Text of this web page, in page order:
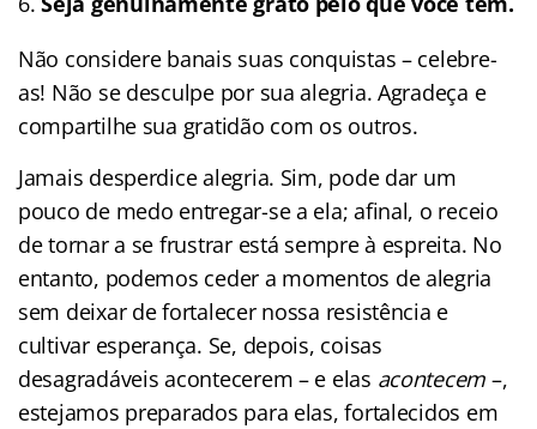
Não considere banais suas conquistas – celebre-
as! Não se desculpe por sua alegria. Agradeça e
compartilhe sua gratidão com os outros.
Jamais desperdice alegria. Sim, pode dar um
pouco de medo entregar-se a ela; afinal, o receio
de tornar a se frustrar está sempre à espreita. No
entanto, podemos ceder a momentos de alegria
sem deixar de fortalecer nossa resistência e
cultivar esperança. Se, depois, coisas
desagradáveis acontecerem – e elas acontecem –,
estejamos preparados para elas, fortalecidos em